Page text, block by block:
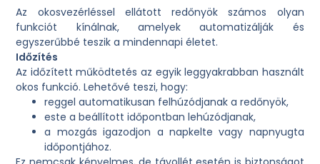
Az okosvezérléssel ellátott redőnyök számos olyan
funkciót kínálnak, amelyek automatizálják és
egyszerűbbé teszik a mindennapi életet.
Időzítés
Az időzített működtetés az egyik leggyakrabban használt
okos funkció. Lehetővé teszi, hogy:
reggel automatikusan felhúzódjanak a redőnyök,
este a beállított időpontban lehúzódjanak,
a mozgás igazodjon a napkelte vagy napnyugta
időpontjához.